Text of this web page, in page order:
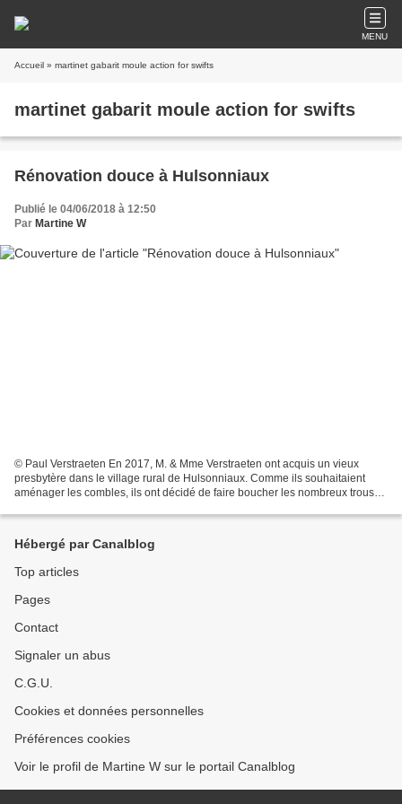
MENU
Accueil » martinet gabarit moule action for swifts
martinet gabarit moule action for swifts
Rénovation douce à Hulsonniaux
Publié le 04/06/2018 à 12:50
Par Martine W
© Paul Verstraeten En 2017, M. & Mme Verstraeten ont acquis un vieux
presbytère dans le village rural de Hulsonniaux. Comme ils souhaitaient
aménager les combles, ils ont décidé de faire boucher les nombreux trous
Hébergé par Canalblog
Top articles
Pages
Contact
Signaler un abus
C.G.U.
Cookies et données personnelles
Préférences cookies
Voir le profil de Martine W sur le portail Canalblog